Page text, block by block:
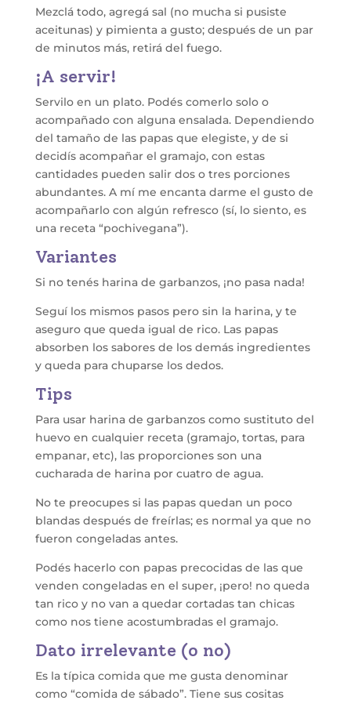
Mezclá todo, agregá sal (no mucha si pusiste
aceitunas) y pimienta a gusto; después de un par
de minutos más, retirá del fuego.
¡A servir!
Servilo en un plato. Podés comerlo solo o
acompañado con alguna ensalada. Dependiendo
del tamaño de las papas que elegiste, y de si
decidís acompañar el gramajo, con estas
cantidades pueden salir dos o tres porciones
abundantes. A mí me encanta darme el gusto de
acompañarlo con algún refresco (sí, lo siento, es
una receta “pochivegana”).
Variantes
Si no tenés harina de garbanzos, ¡no pasa nada!
Seguí los mismos pasos pero sin la harina, y te
aseguro que queda igual de rico. Las papas
absorben los sabores de los demás ingredientes
y queda para chuparse los dedos.
Tips
Para usar harina de garbanzos como sustituto del
huevo en cualquier receta (gramajo, tortas, para
empanar, etc), las proporciones son una
cucharada de harina por cuatro de agua.
No te preocupes si las papas quedan un poco
blandas después de freírlas; es normal ya que no
fueron congeladas antes.
Podés hacerlo con papas precocidas de las que
venden congeladas en el super, ¡pero! no queda
tan rico y no van a quedar cortadas tan chicas
como nos tiene acostumbradas el gramajo.
Dato irrelevante (o no)
Es la típica comida que me gusta denominar
como “comida de sábado”. Tiene sus cositas